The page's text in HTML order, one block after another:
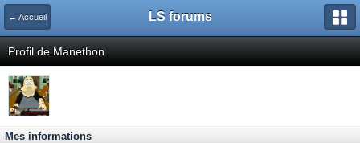
← Accueil LS forums
Profil de Manethon
Mes informations